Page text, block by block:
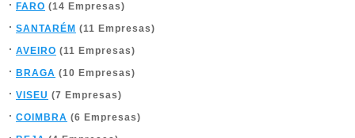
FARO (14 Empresas)
SANTARÉM (11 Empresas)
AVEIRO (11 Empresas)
BRAGA (10 Empresas)
VISEU (7 Empresas)
COIMBRA (6 Empresas)